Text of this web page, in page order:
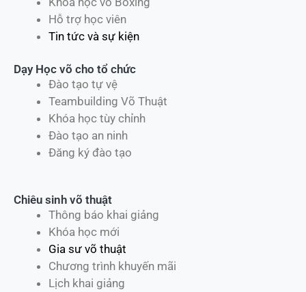
Hỗ trợ học viên
Tin tức và sự kiện
Dạy Học võ cho tổ chức
Đào tạo tự vệ
Teambuilding Võ Thuật
Khóa học tùy chỉnh
Đào tạo an ninh
Đăng ký đào tạo
Chiêu sinh võ thuật
Thông báo khai giảng
Khóa học mới
Gia sư võ thuật
Chương trình khuyến mãi
Lịch khai giảng